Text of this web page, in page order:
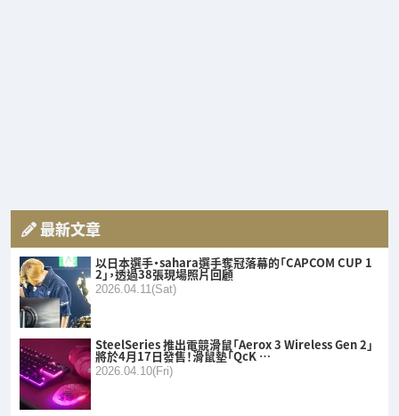
最新文章
以日本選手・sahara選手奪冠落幕的「CAPCOM CUP 1
2」，透過38張現場照片回顧
2026.04.11(Sat)
SteelSeries 推出電競滑鼠「Aerox 3 Wireless Gen 2」
將於4月17日發售！滑鼠墊「QcK …
2026.04.10(Fri)